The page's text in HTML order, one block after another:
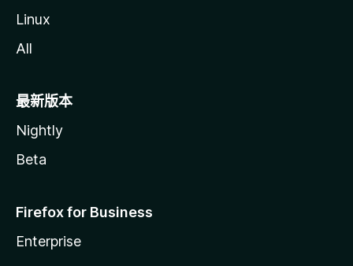
Linux
All
最新版本
Nightly
Beta
Firefox for Business
Enterprise